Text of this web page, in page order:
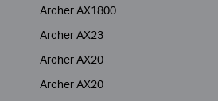
Archer AX1800
Archer AX23
Archer AX20
Archer AX20